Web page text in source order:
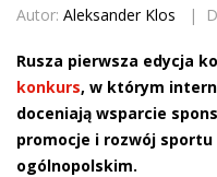
Autor: Aleksander Klos |
Rusza pierwsza edycja
konkurs, w którym
doceniają wsparcie
promocje i rozwój
ogólnopolskim.